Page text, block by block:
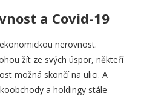
a Covid-19
nerovnost.
žít ze svých úspor, někteří
možná skončí na ulici. A
a holdingy stále